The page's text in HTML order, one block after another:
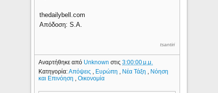
thedailybell.com
Απόδοση: S.A.
tsantiri
Αναρτήθηκε από Unknownστις3:00:00 μ.μ.
Κατηγορία:Απόψεις Ευρώπη Νέα Τάξη
Νόηση
και Επινόηση
,Οικονομία